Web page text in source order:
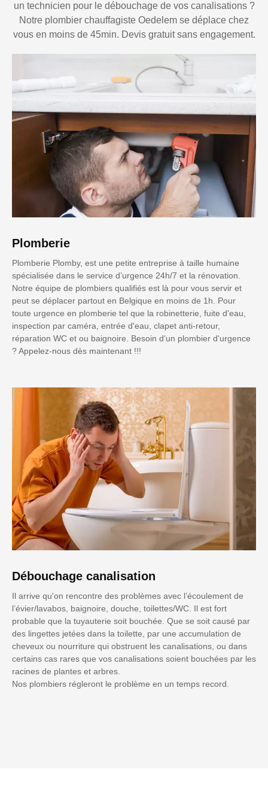
un technicien pour le débouchage de vos canalisations ?
Notre plombier chauffagiste Oedelem se déplace chez
vous en moins de 45min. Devis gratuit sans engagement.
Plomberie
Plomberie Plomby, est une petite entreprise à taille humaine
spécialisée dans le service d’urgence 24h/7 et la rénovation.
Notre équipe de plombiers qualifiés est là pour vous servir et
peut se déplacer partout en Belgique en moins de 1h. Pour
toute urgence en plomberie tel que la robinetterie, fuite d'eau,
inspection par caméra, entrée d'eau, clapet anti-retour,
réparation WC et ou baignoire. Besoin d'un plombier d'urgence
? Appelez-nous dès maintenant !!!
Débouchage canalisation
Il arrive qu'on rencontre des problèmes avec l’écoulement de
l’évier/lavabos, baignoire, douche, toilettes/WC. Il est fort
probable que la tuyauterie soit bouchée. Que se soit causé par
des lingettes jetées dans la toilette, par une accumulation de
cheveux ou nourriture qui obstruent les canalisations, ou dans
certains cas rares que vos canalisations soient bouchées par les
racines de plantes et arbres.
Nos plombiers régleront le problème en un temps record.